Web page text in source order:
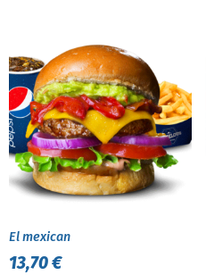
El mexican
13,70€